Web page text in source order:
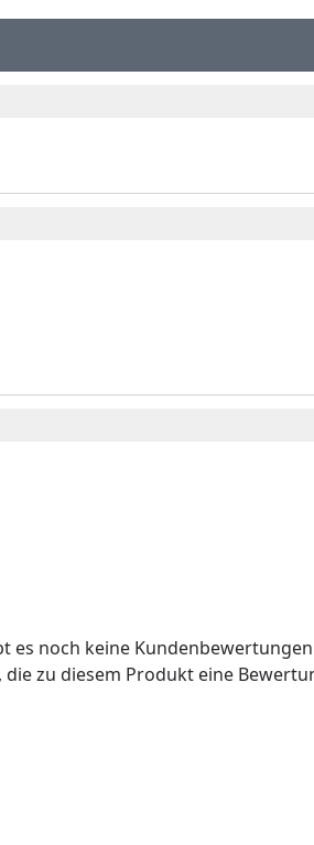
es noch keine
zu diesem Produkt eine